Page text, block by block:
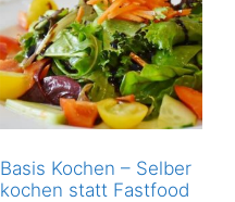
Basis Kochen – Selber
kochen statt Fastfood